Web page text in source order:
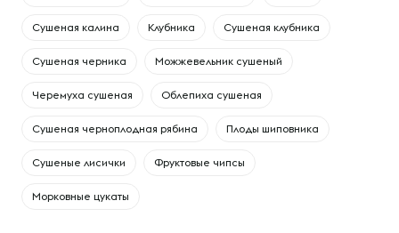
Сушеная калина Клубника Сушеная клубника
Сушеная черника Можжевельник сушеный
Черемуха сушеная Облепиха сушеная
Сушеная черноплодная рябина Плоды шиповника
Сушеные лисички Фруктовые чипсы
Морковные цукаты